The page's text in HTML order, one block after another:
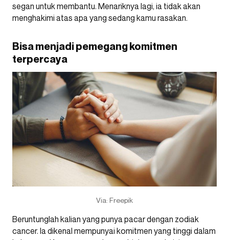
segan untuk membantu. Menariknya lagi, ia tidak akan
menghakimi atas apa yang sedang kamu rasakan.
Bisa menjadi pemegang komitmen
terpercaya
Via: Freepik
Beruntunglah kalian yang punya pacar dengan zodiak
cancer. Ia dikenal mempunyai komitmen yang tinggi dalam